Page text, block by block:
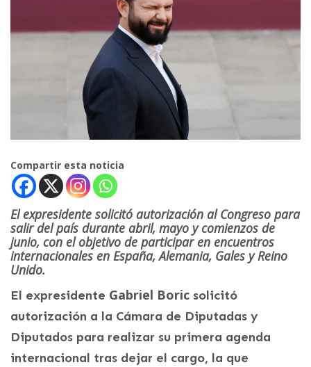
Compartir esta noticia
El expresidente solicitó autorización al Congreso para
salir del país durante abril, mayo y comienzos de
junio, con el objetivo de participar en encuentros
internacionales en España, Alemania, Gales y Reino
Unido.
El expresidente Gabriel Boric solicitó
autorización a la Cámara de Diputadas y
Diputados para realizar su primera agenda
internacional tras dejar el cargo, la que